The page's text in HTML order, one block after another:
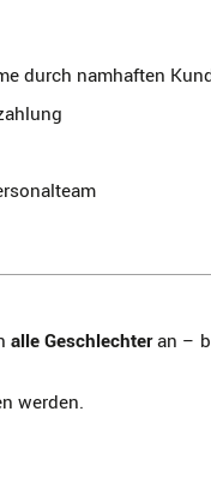
durch namhaften
alle Geschlechteran –
werden.